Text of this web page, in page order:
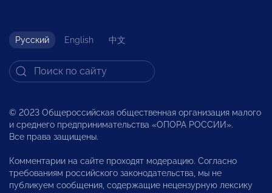
Русский English 中文
© 2023 Общероссийская общественная организация малого
и среднего предпринимательства «ОПОРА РОССИИ».
Все права защищены.
Комментарии на сайте проходят модерацию. Согласно
требованиям российского законодательства, мы не
публикуем сообщения, содержащие нецензурную лексику